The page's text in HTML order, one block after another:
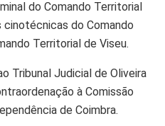
do Comando Territorial
cinotécnicas do Comando
Territorial de Viseu.
Tribunal Judicial de Oliveira
à Comissão
de Coimbra.